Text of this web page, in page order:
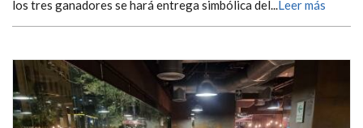
los tres ganadores se hará entrega simbólica del... Leer más